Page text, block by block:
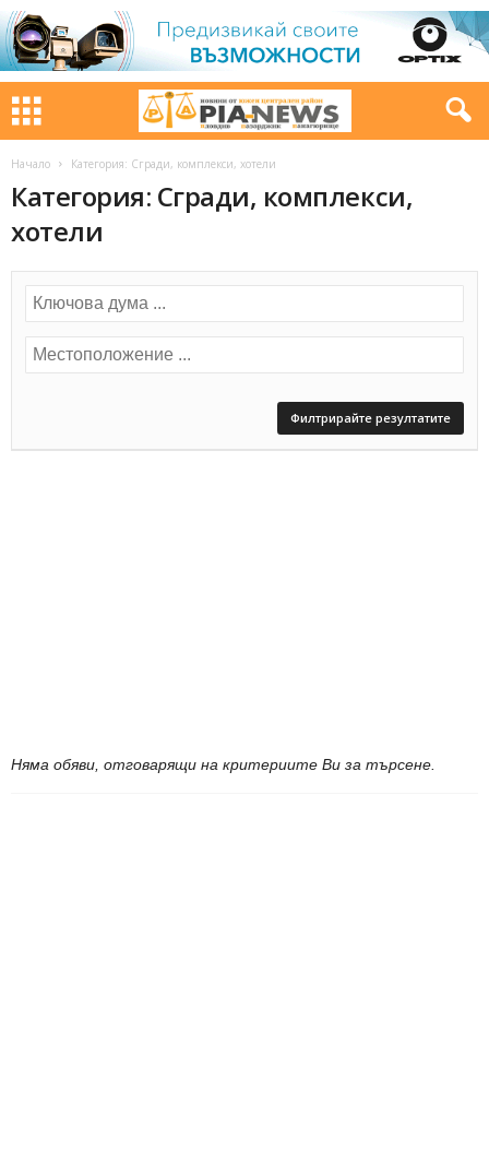
Начало Категория: Сгради, комплекси, хотели
Категория: Сгради, комплекси,
хотели
Няма обяви, отговарящи на критериите Ви за търсене.